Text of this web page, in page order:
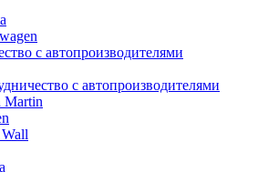
с автопроизводителями
с автопроизводителями
Martin